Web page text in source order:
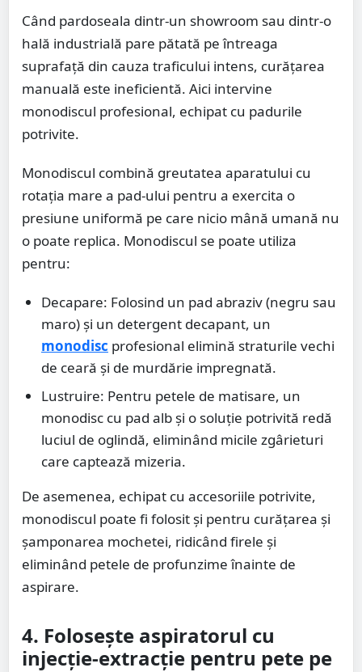
Când pardoseala dintr-un showroom sau dintr-o
hală industrială pare pătată pe întreaga
suprafață din cauza traficului intens, curățarea
manuală este ineficientă. Aici intervine
monodiscul profesional, echipat cu padurile
potrivite.
Monodiscul combină greutatea aparatului cu
rotația mare a pad-ului pentru a exercita o
presiune uniformă pe care nicio mână umană nu
o poate replica. Monodiscul se poate utiliza
pentru:
Decapare: Folosind un pad abraziv (negru sau
maro) și un detergent decapant, un
monodisc profesional elimină straturile vechi
de ceară și de murdărie impregnată.
Lustruire: Pentru petele de matisare, un
monodisc cu pad alb și o soluție potrivită redă
luciul de oglindă, eliminând micile zgârieturi
care captează mizeria.
De asemenea, echipat cu accesoriile potrivite,
monodiscul poate fi folosit și pentru curățarea și
șamponarea mochetei, ridicând firele și
eliminând petele de profunzime înainte de
aspirare.
4. Folosește aspiratorul cu
injecție-extracție pentru pete pe